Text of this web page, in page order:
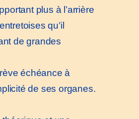
plus à l’arrière
qu’il
de grandes
échéance à
de ses organes.